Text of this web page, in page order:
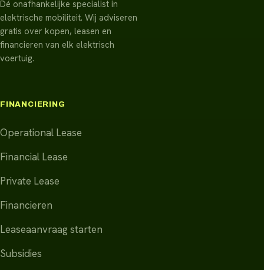
Dé onafhankelijke specialist in
elektrische mobiliteit. Wij adviseren
gratis over kopen, leasen en
financieren van elk elektrisch
voertuig.
FINANCIERING
Operational Lease
Financial Lease
Private Lease
Financieren
Leaseaanvraag starten
Subsidies